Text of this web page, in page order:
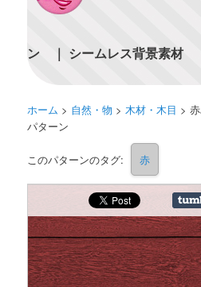
ン ｜ シームレス背景素材
ホーム > 自然・物 >木材・木目 >
パターン
このパターンのタグ: 赤